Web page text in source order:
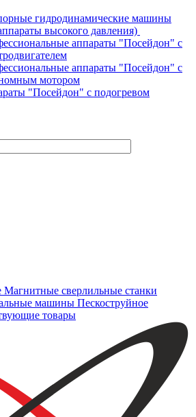
гидродинамические машины
высокого давления)
аппараты "Посейдон" с
аппараты "Посейдон" с
мотором
"Посейдон" с подогревом
Магнитные сверлильные станки
машины Пескоструйное
товары